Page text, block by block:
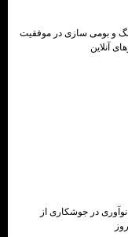
و بومی ‌سازی در موفقیت
آنلاین
در جوشکاری از